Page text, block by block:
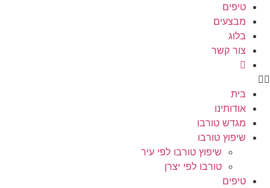
טיפים
מבצעים
בלוג
צור קשר
בית
אודותינו
מגדש טורבו
שיפוץ טורבו
שיפוץ טורבו לפי עיר
טורבו לפי יצרן
טיפים